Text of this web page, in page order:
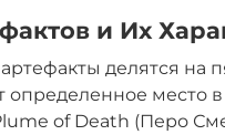
и Их
делятся на
определенное место
of Death (Перо